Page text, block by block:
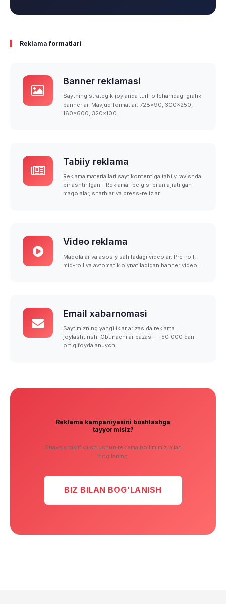
Reklama formatlari
Banner reklamasi
Saytning strategik joylarida turli o'lchamdagi grafik
bannerlar. Mavjud formatlar: 728x90, 300x250,
160x600, 320x100.
Tabiiy reklama
Reklama materiallari sayt kontentiga tabiiy ravishda
birlashtirilgan. "Reklama" belgisi bilan ajratilgan
maqolalar, sharhlar va press-relizlar.
Video reklama
Maqolalar va asosiy sahifadagi videolar. Pre-roll,
mid-roll va avtomatik o'ynatiladigan banner video.
Email xabarnomasi
Saytimizning yangiliklar arizasida reklama
joylashtirish. Obunachilar bazasi — 50 000 dan
ortiq foydalanuvchi.
Reklama kampaniyasini boshlashga
tayyormisiz?
Shaxsiy taklif olish uchun reklama bo'limimiz bilan
bog'laning
BIZ BILAN BOG'LANISH